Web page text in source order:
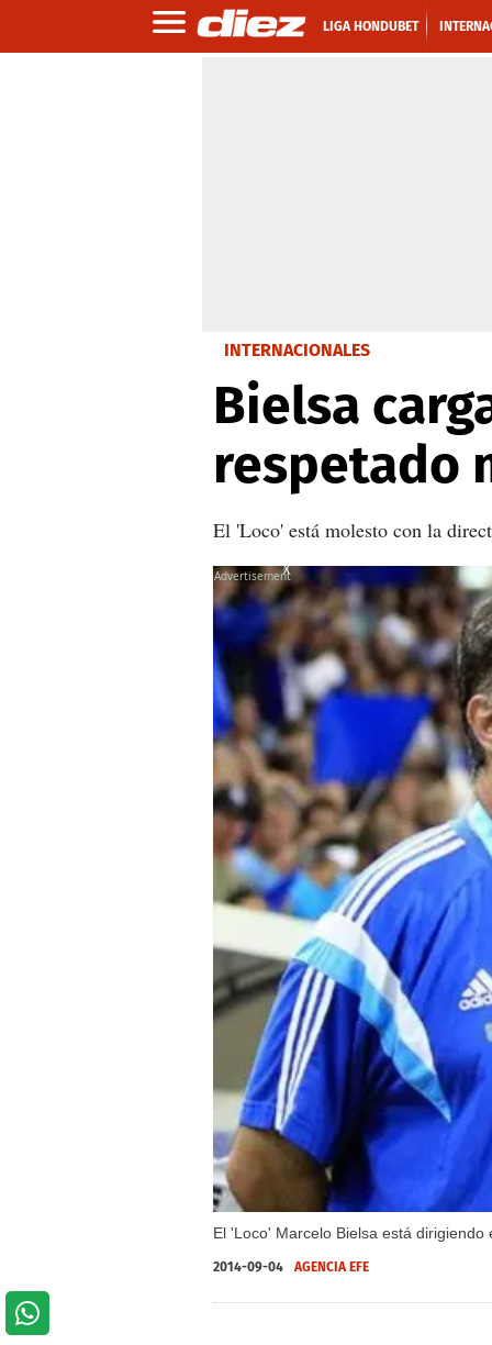
LIGA HONDUBET
INTERNACIONALES
Bielsa
respetado
El 'Loco' está molesto con la
El 'Loco' Marcelo Bielsa está
X
2014-09-04 AGENCIA EFE